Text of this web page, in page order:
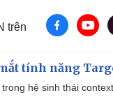
trên
tính năng
hệ sinh thái